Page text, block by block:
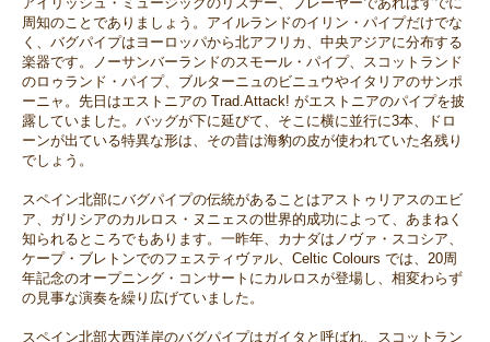
周知のことでありましょう。アイルランドのイリン・パイプだけでな
く、バグパイプはヨーロッパから北アフリカ、中央アジアに分布する
楽器です。ノーサンバーランドのスモール・パイプ、スコットランド
のロゥランド・パイプ、ブルターニュのビニュウやイタリアのサンポ
ーニャ。先日はエストニアの Trad.Attack! がエストニアのパイプを披
露していました。バッグが下に延びて、そこに横に並行に3本、ドロ
ーンが出ている特異な形は、その昔は海豹の皮が使われていた名残り
でしょう。
スペイン北部にバグパイプの伝統があることはアストゥリアスのエビ
ア、ガリシアのカルロス・ヌニェスの世界的成功によって、あまねく
知られるところでもあります。一昨年、カナダはノヴァ・スコシア、
ケープ・ブレトンでのフェスティヴァル、Celtic Colours では、20周
年記念のオープニング・コンサートにカルロスが登場し、相変わらず
の見事な演奏を繰り広げていました。
スペイン北部大西洋岸のバグパイプはガイタと呼ばれ、スコットラン